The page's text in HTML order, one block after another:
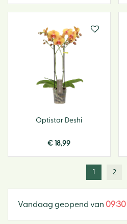
Optistar Deshi
€ 18,99
1 2
Vandaag geopend van 09:30